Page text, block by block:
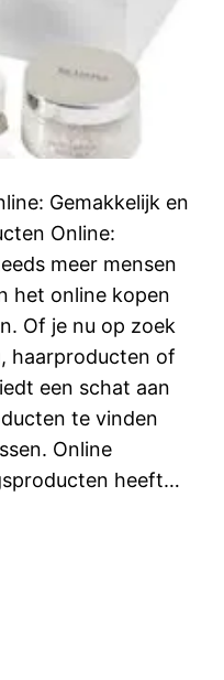
Gemakkelijk en
Online:
meer mensen
het online kopen
Of je nu op zoek
haarproducten of
een schat aan
te vinden
Online
heeft…